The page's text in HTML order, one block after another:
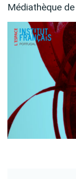
Médiathèque